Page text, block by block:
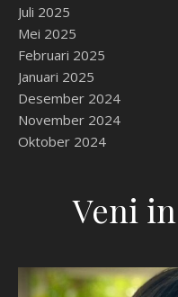
Juli 2025
Mei 2025
Februari 2025
Januari 2025
Desember 2024
November 2024
Oktober 2024
Veni